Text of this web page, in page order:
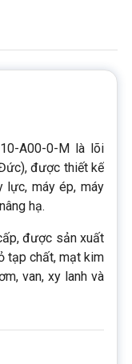
A00-0-M là lõi
được thiết kế
lực, máy ép, máy
hạ.
được sản xuất
tạp chất, mạt kim
van, xy lanh và